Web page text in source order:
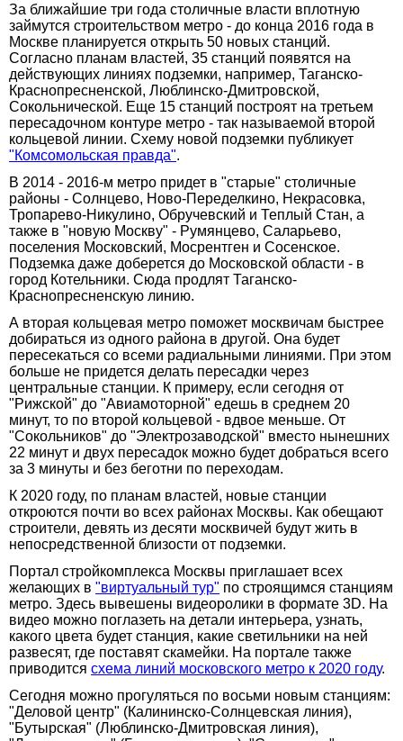
За ближайшие три года столичные власти вплотную
займутся строительством метро - до конца 2016 года в
Москве планируется открыть 50 новых станций.
Согласно планам властей, 35 станций появятся на
действующих линиях подземки, например, Таганско-
Краснопресненской, Люблинско-Дмитровской,
Сокольнической. Еще 15 станций построят на третьем
пересадочном контуре метро - так называемой второй
кольцевой линии. Схему новой подземки публикует
"Комсомольская правда".
В 2014 - 2016-м метро придет в "старые" столичные
районы - Солнцево, Ново-Переделкино, Некрасовка,
Тропарево-Никулино, Обручевский и Теплый Стан, а
также в "новую Москву" - Румянцево, Саларьево,
поселения Московский, Мосрентген и Сосенское.
Подземка даже доберется до Московской области - в
город Котельники. Сюда продлят Таганско-
Краснопресненскую линию.
А вторая кольцевая метро поможет москвичам быстрее
добираться из одного района в другой. Она будет
пересекаться со всеми радиальными линиями. При этом
больше не придется делать пересадки через
центральные станции. К примеру, если сегодня от
"Рижской" до "Авиамоторной" едешь в среднем 20
минут, то по второй кольцевой - вдвое меньше. От
"Сокольников" до "Электрозаводской" вместо нынешних
22 минут и двух пересадок можно будет добраться всего
за 3 минуты и без беготни по переходам.
К 2020 году, по планам властей, новые станции
откроются почти во всех районах Москвы. Как обещают
строители, девять из десяти москвичей будут жить в
непосредственной близости от подземки.
Портал стройкомплекса Москвы приглашает всех
желающих в "виртуальный тур" по строящимся станциям
метро. Здесь вывешены видеоролики в формате 3D. На
видео можно поглазеть на детали интерьера, узнать,
какого цвета будет станция, какие светильники на ней
развесят, где поставят скамейки. На портале также
приводится схема линий московского метро к 2020 году.
Сегодня можно прогуляться по восьми новым станциям:
"Деловой центр" (Калининско-Солнцевская линия),
"Бутырская" (Люблинско-Дмитровская линия),